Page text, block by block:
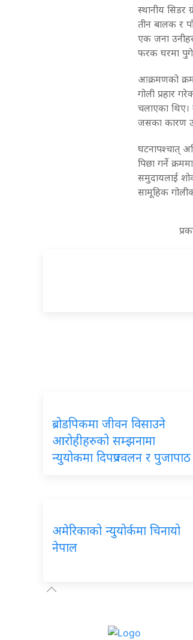
स्थानीय सिडर
तीन बालक र
एक जना
फरक घरमा
आक्रमणको
गोली प्रहार
चलाएका
जसका कारण
घटनापश्चात्
पिछा गर्ने
समुदायलाई
सामूहिक
ब्रोडपिकमा जीवन विसाउने
आरोहीहरुको सम्झनामा
न्युयोकमा दिपप्रज्वलन र पुजापाठ
अमेरिकाको न्युयोर्कमा चिनायो
नेपाल